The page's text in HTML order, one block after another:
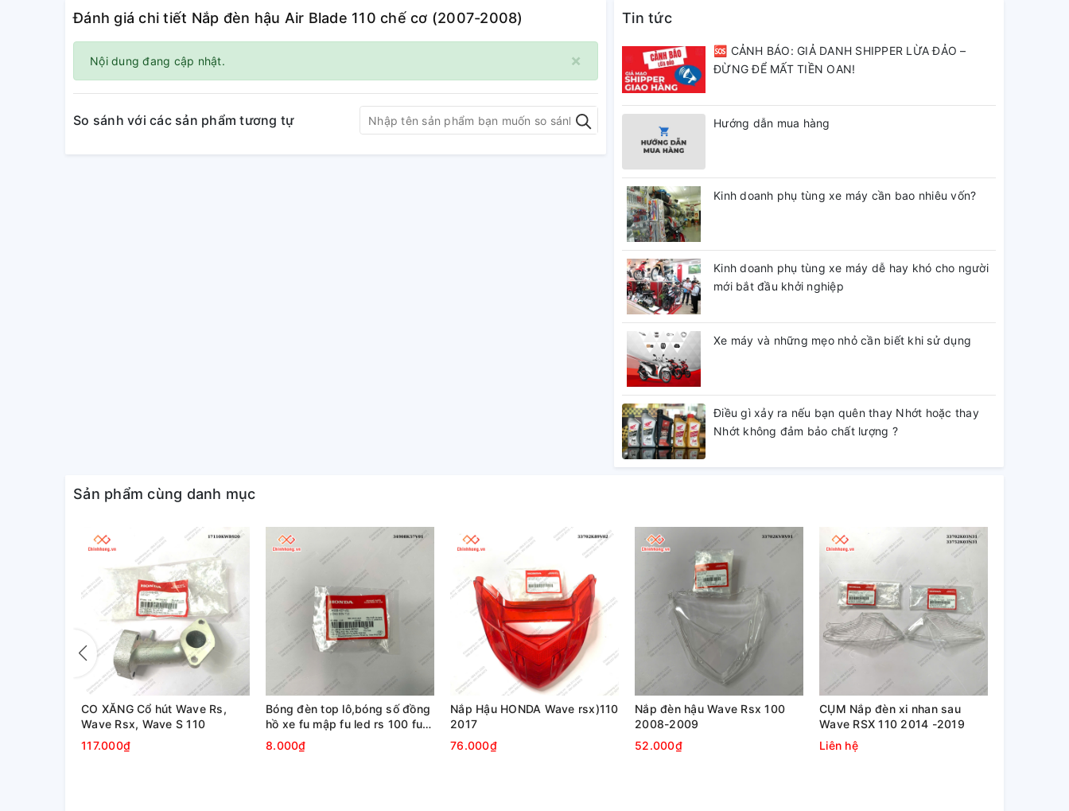
Đánh giá chi tiết Nắp đèn hậu Air Blade 110 chế cơ (2007-2008)
×
Nội dung đang cập nhật.
So sánh với các sản phẩm tương tự
Tin tức
🆘 CẢNH BÁO: GIẢ DANH SHIPPER LỪA ĐẢO –
ĐỪNG ĐỂ MẤT TIỀN OAN!
Hướng dẫn mua hàng
Kinh doanh phụ tùng xe máy cần bao nhiêu vốn?
Kinh doanh phụ tùng xe máy dễ hay khó cho người
mới bắt đầu khởi nghiệp
Xe máy và những mẹo nhỏ cần biết khi sử dụng
Điều gì xảy ra nếu bạn quên thay Nhớt hoặc thay
Nhớt không đảm bảo chất lượng ?
Sản phẩm cùng danh mục
CO XĂNG Cổ hút Wave Rs,
Wave Rsx, Wave S 110
117.000₫
Bóng đèn top lô,bóng số đồng
hồ xe fu mập fu led rs 100 fu
neo x 2 s110 rsx 110
8.000₫
Nắp Hậu HONDA Wave rsx)110
2017
76.000₫
Nắp đèn hậu Wave Rsx 100
2008-2009
52.000₫
CỤM Nắp đèn xi nhan sau
Wave RSX 110 2014 -2019
Liên hệ